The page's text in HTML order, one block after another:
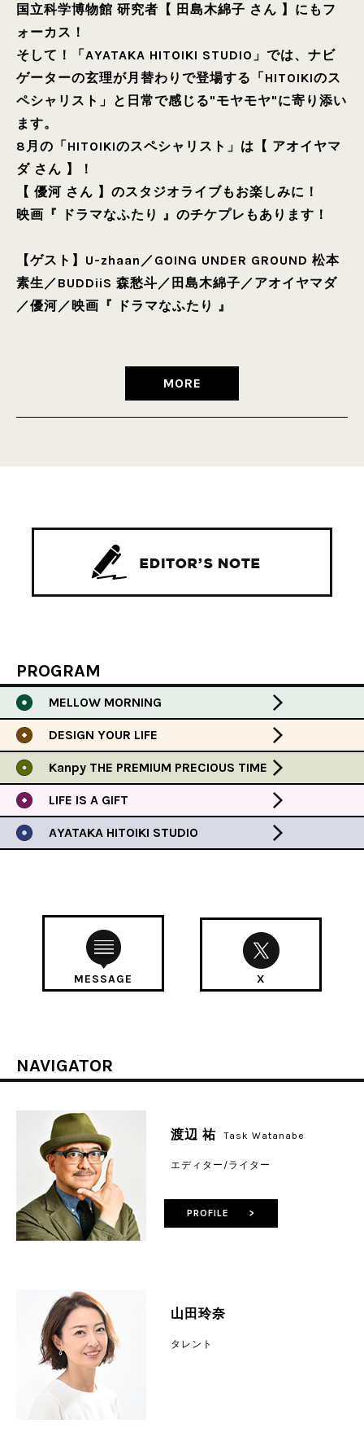
国立科学博物館 研究者【 田島木綿子 さん 】にもフ
ォーカス！
そして！「AYATAKA HITOIKI STUDIO」では、ナビ
ゲーターの玄理が月替わりで登場する「HITOIKIのス
ペシャリスト」と日常で感じる"モヤモヤ"に寄り添い
ます。
8月の「HITOIKIのスペシャリスト」は【 アオイヤマ
ダ さん 】！
【 優河 さん 】のスタジオライブもお楽しみに！
映画『 ドラマなふたり 』のチケプレもあります！
【ゲスト】 U-zhaan ／GOING UNDER GROUND 松本
素生／BUDDiiS 森愁斗／ 田島木綿子／アオイヤマダ
／優河／映画『 ドラマなふたり 』
MORE
PROGRAM
MELLOW MORNING
DESIGN YOUR LIFE
Kanpy THE PREMIUM PRECIOUS TIME
LIFE IS A GIFT
AYATAKA HITOIKI STUDIO
MESSAGE X
NAVIGATOR
渡辺 祐 Task Watanabe
エディター/ライター
山田玲奈
タレント
PROFILE >